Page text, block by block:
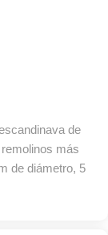
de
más
de diámetro, 5